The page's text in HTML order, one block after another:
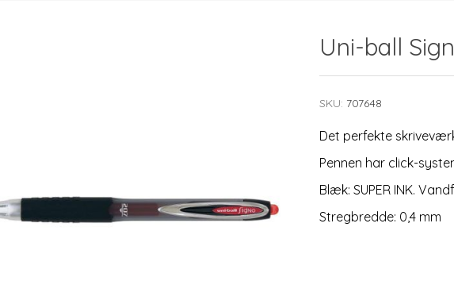
Uni-ball
SKU: 707648
Det perfekte
Pennen har click-
Blæk: SUPER INK.
Stregbredde: 0,4 mm